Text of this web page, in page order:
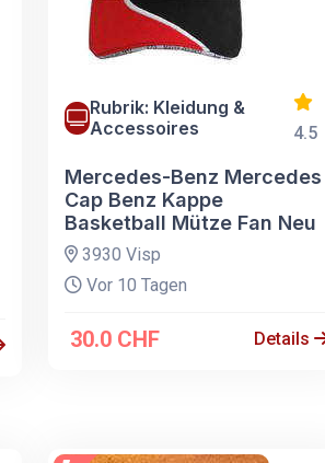
Rubrik: Kleidung &
Accessoires
4.5
Mercedes-Benz Mercedes
Cap Benz Kappe
Basketball Mütze Fan Neu
3930 Visp
Vor 10 Tagen
30.0 CHF Details